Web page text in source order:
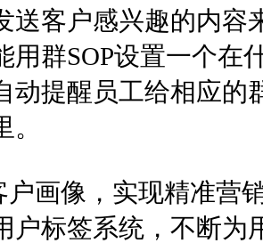
送客户感兴趣的内容
用群SOP设置一个在
动提醒员工给相应的
户画像，实现精准营
户标签系统，不断为